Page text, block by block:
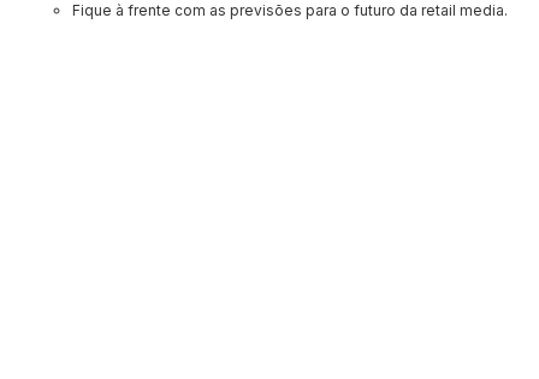
Fique à frente com as previsões para o futuro da retail media.